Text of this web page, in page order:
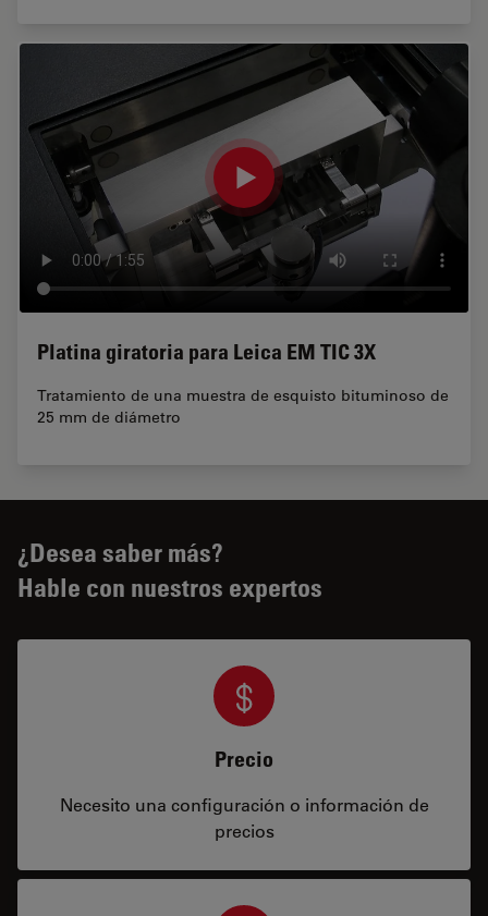
Platina giratoria para Leica EM TIC 3X
Tratamiento de una muestra de esquisto bituminoso de
25 mm de diámetro
¿Desea saber más?
Hable con nuestros expertos
Precio
Necesito una configuración o información de
precios